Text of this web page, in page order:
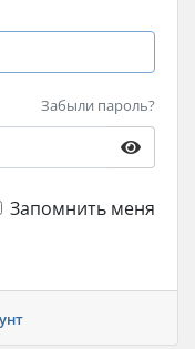
Забыли пароль?
Запомнить меня